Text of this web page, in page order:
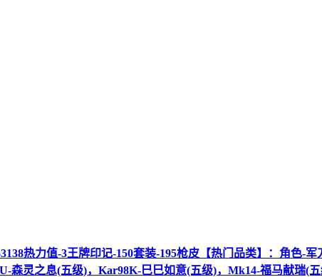
热力值-3王牌印记-150套装-195枪皮【热门品类】：角色
森灵之息(五级)，Kar98K-巳巳如意(五级)，Mk14-福马献瑞(